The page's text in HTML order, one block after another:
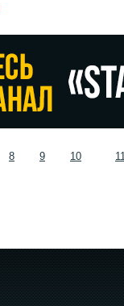
8 9 10